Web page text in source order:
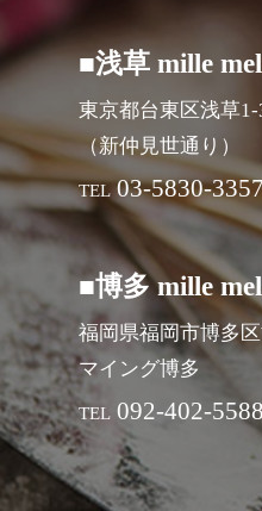
■浅草 mille
東京都台東区浅草1-
（新仲見世通り）
TEL 03-5830-
■博多 mille
福岡県福岡市博多
マイング博多
TEL 092-402-5588